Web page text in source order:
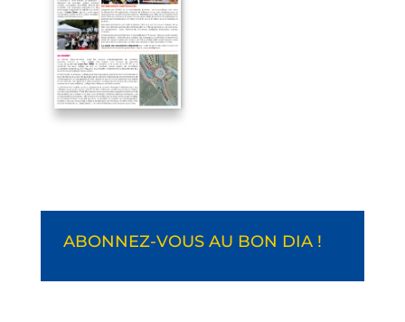
ABONNEZ-VOUS AU BON DIA !